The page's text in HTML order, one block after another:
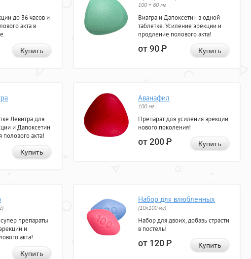
до 36 часов и
акта в
Купить
100 + 60 мг
Виагра и Дапоксетин в одной
таблетке. Усиление эрекции и
продление полового акта!
от 90Р Купить
Левитра для
и Дапоксетин
акта!
Купить
Аванафил
100 мг
Препарат для усиления эрекции
нового поколения!
от 200Р Купить
препараты
и
акта!
Купить
Набор для влюбленных
(10х100 мг)
Набор для двоих, добавь страсти
в постель!
от 120Р Купить